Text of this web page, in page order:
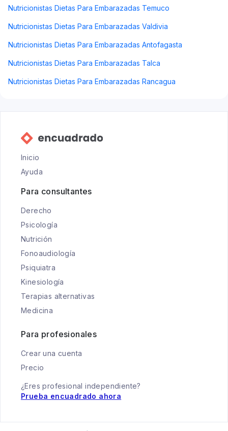
Nutricionistas Dietas Para Embarazadas Temuco
Nutricionistas Dietas Para Embarazadas Valdivia
Nutricionistas Dietas Para Embarazadas Antofagasta
Nutricionistas Dietas Para Embarazadas Talca
Nutricionistas Dietas Para Embarazadas Rancagua
Inicio
Ayuda
Para consultantes
Derecho
Psicología
Nutrición
Fonoaudiología
Psiquiatra
Kinesiología
Terapias alternativas
Medicina
Para profesionales
Crear una cuenta
Precio
¿Eres profesional independiente?
Prueba encuadrado ahora